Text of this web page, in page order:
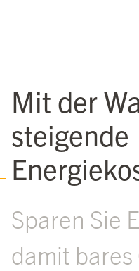
Mit der
steigende
Sparen Sie
damit bares